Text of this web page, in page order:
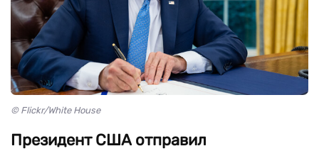
© Flickr/White House
Президент США отправил